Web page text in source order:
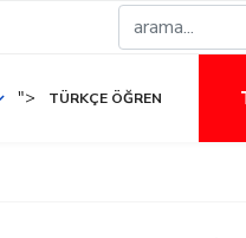
"> TÜRKÇE ÖĞREN